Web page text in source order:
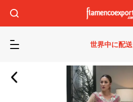
世界中に配送